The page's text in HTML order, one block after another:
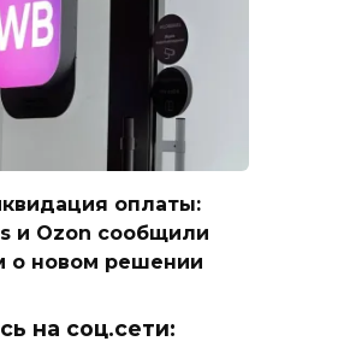
оплаты:
и Ozon сообщили
о новом решении
на соц.сети: